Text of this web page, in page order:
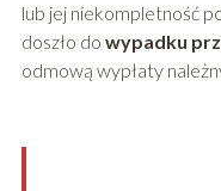
lub jej niekompletność
doszło do wypadku
odmową wypłaty